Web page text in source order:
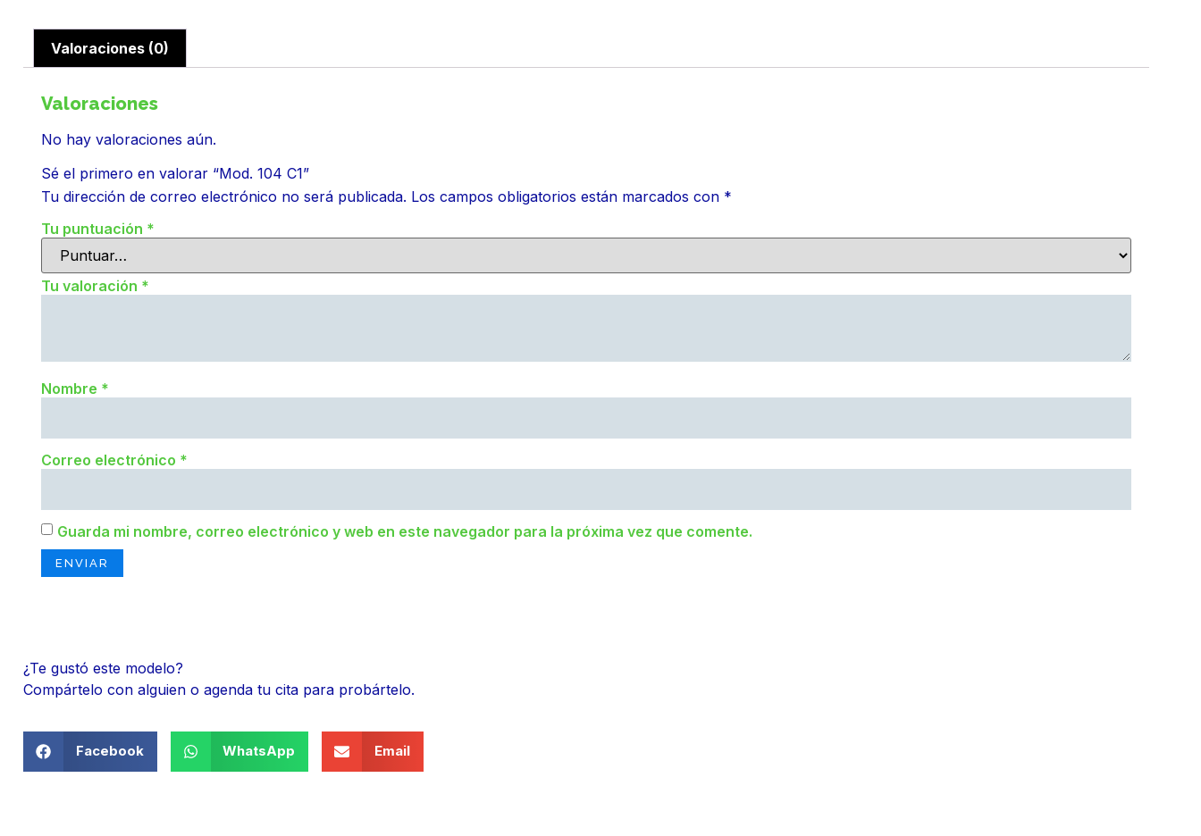
Valoraciones (0)
Valoraciones
No hay valoraciones aún.
Sé el primero en valorar “Mod. 104 C1”
Tu dirección de correo electrónico no será publicada. Los campos obligatorios están marcados con *
Tu puntuación *
Tu valoración *
Nombre *
Correo electrónico *
Guarda mi nombre, correo electrónico y web en este navegador para la próxima vez que comente.
¿Te gustó este modelo?
Compártelo con alguien o agenda tu cita para probártelo.
Facebook WhatsApp Email